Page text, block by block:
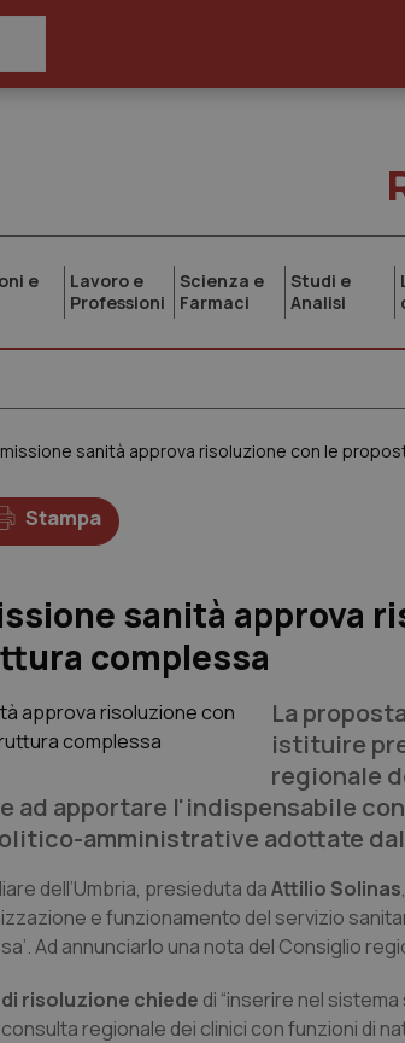
e
Lavoro e
Professioni
Scienza e
Farmaci
Studi e
Analisi
sanità approva risoluzione con le
Stampa
sanità approva
complessa
La
istituire
regionale
ad apportare l'indispensabile
amministrative adottate
dell’Umbria, presieduta daAttilio Solinas
e funzionamento del servizio
Ad annunciarlo una nota del Consiglio
risoluzione chiede di “inserire nel
regionale dei clinici con funzioni di